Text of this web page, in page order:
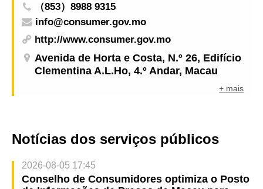
（853）8988 9315
info@consumer.gov.mo
http://www.consumer.gov.mo
Avenida de Horta e Costa, N.º 26, Edifício
Clementina A.L.Ho, 4.º Andar, Macau
+ mais
Notícias dos serviços públicos
2026-08-05 17:45
Conselho de Consumidores optimiza o Posto